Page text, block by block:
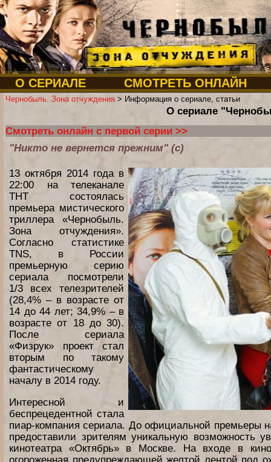
О СЕРИАЛЕ СМОТРЕТЬ ОНЛАЙН
Чернобыль. Зона отчуждения > Информация о сериале, статьи
О сериале
Смотреть онлайн с первой серии >>
"Никто не вернется прежним" (с)
13 октября 2014 года в
22:00 на телеканале
ТНТ состоялась
премьера мистического
триллера «Чернобыль.
Зона отчуждения».
Согласно статистике
TNS, в России
премьерную серию
сериала посмотрели
1/3 всех телезрителей
(28,4% – в возрасте от
14 до 44 лет; 34,9% – в
возрасте от 18 до 30).
После сериала
«Физрук» проект стал
вторым по такому
фантастическому
началу в 2014 году.
Интересной и
беспрецедентной стала
пиар-компания сериала. До официальной премьеры
предоставили зрителям уникальную возможность
кинотеатра «Октябрь» в Москве. На входе в
огороженная предупреждающей желтой лентой под